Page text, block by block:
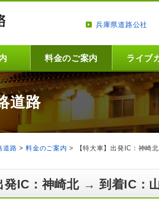
兵庫県道路公社
料金のご案内 ライブ
道路
道路 >料金のご案内 > 【特大車】出発IC：神崎
発IC：神崎北 → 到着IC：